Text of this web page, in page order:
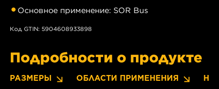
Основное применение: SOR Bus
Код GTIN: 5904608933898
Подробности о продукте
РАЗМЕРЫ ОБЛАСТИ ПРИМЕНЕНИЯ